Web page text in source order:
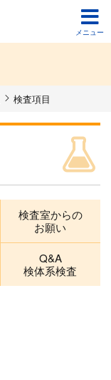
メニュー
検査項目
検査室からの
お願い
Q&A
検体系検査